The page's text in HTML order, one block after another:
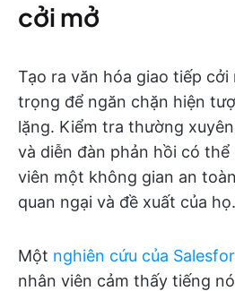
cởi mở
Tạo ra văn hóa giao tiếp cởi
trọng để ngăn chặn hiện
lặng. Kiểm tra thường
và diễn đàn phản hồi có
viên một không gian an
quan ngại và đề xuất của họ.
Một nghiên cứu của
nhân viên cảm thấy tiếng